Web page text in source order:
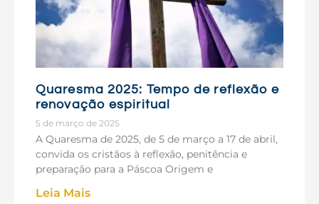
Quaresma 2025: Tempo de reflexão e
renovação espiritual
5 de março de 2025
A Quaresma de 2025, de 5 de março a 17 de abril,
convida os cristãos à reflexão, penitência e
preparação para a Páscoa Origem e
Leia Mais